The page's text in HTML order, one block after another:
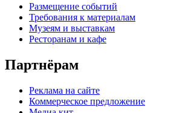
Размещение событий
Требования к материалам
Музеям и выставкам
Ресторанам и кафе
Партнёрам
Реклама на сайте
Коммерческое предложение